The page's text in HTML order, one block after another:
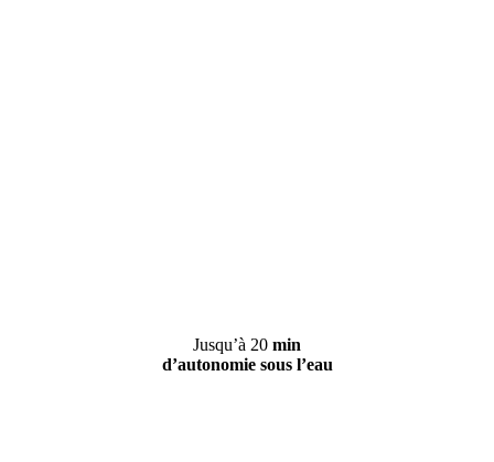
Jusqu’à 20 min
d’autonomie sous l’eau